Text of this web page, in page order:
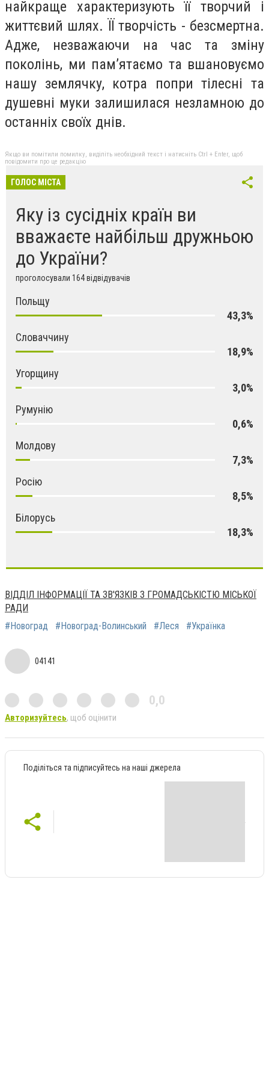
найкраще характеризують її творчий і
життєвий шлях. ЇЇ творчість - безсмертна.
Адже, незважаючи на час та зміну
поколінь, ми пам’ятаємо та вшановуємо
нашу землячку, котра попри тілесні та
душевні муки залишилася незламною до
останніх своїх днів.
Якщо ви помітили помилку, виділіть необхідний текст і натисніть Ctrl + Enter, щоб
повідомити про це редакцію
ГОЛОС МІСТА
Яку із сусідніх країн ви
вважаєте найбільш дружньою
до України?
проголосували 164 відвідувачів
Польщу
43,3%
Словаччину
18,9%
Угорщину
3,0%
Румунію
0,6%
Молдову
7,3%
Росію
8,5%
Білорусь
18,3%
ВІДДІЛ ІНФОРМАЦІЇ ТА ЗВ'ЯЗКІВ З ГРОМАДСЬКІСТЮ МІСЬКОЇ
РАДИ
#Новоград
#Новоград-Волинський #Леся #Українка
04141
0,0
Авторизуйтесь, щоб оцінити
Поділіться та підписуйтесь на наші джерела